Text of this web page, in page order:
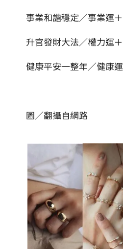
事業和諧穩定／事業運
升官發財大法／權力運
健康平安一整年／健康
圖／翻攝自網路